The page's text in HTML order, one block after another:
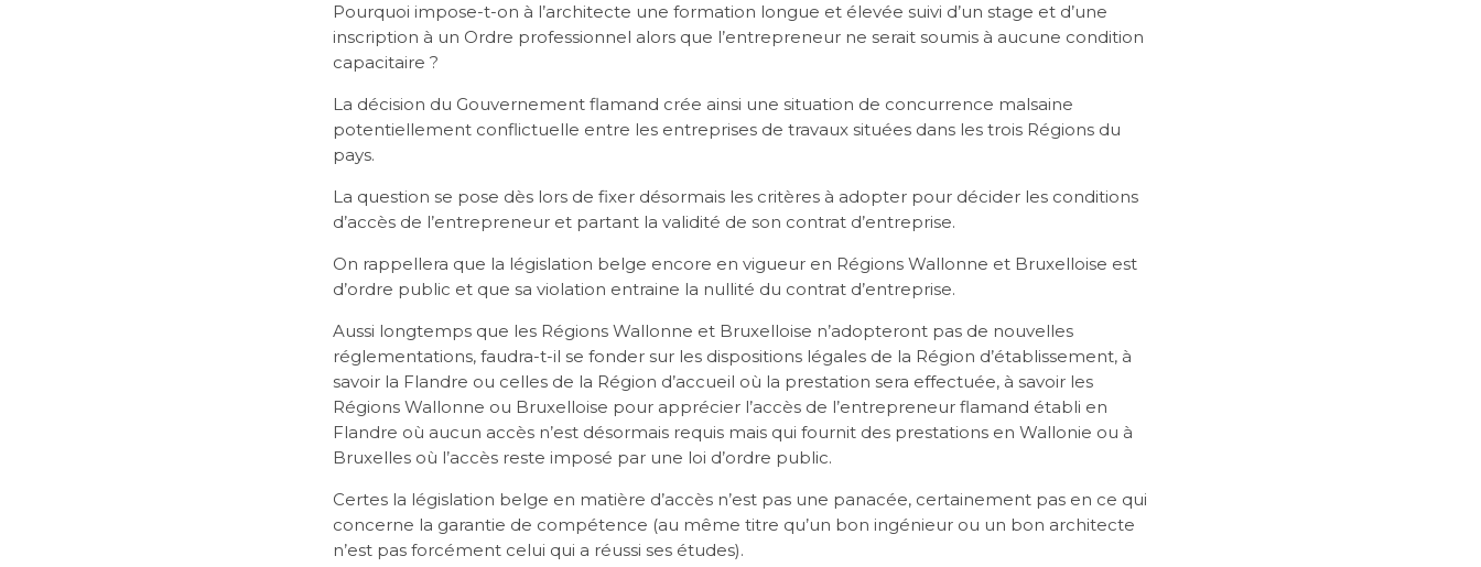
Pourquoi impose-t-on à l’architecte une formation longue et élevée suivi d’un stage et d’une
inscription à un Ordre professionnel alors que l’entrepreneur ne serait soumis à aucune condition
capacitaire ?
La décision du Gouvernement flamand crée ainsi une situation de concurrence malsaine
potentiellement conflictuelle entre les entreprises de travaux situées dans les trois Régions du
pays.
La question se pose dès lors de fixer désormais les critères à adopter pour décider les conditions
d’accès de l’entrepreneur et partant la validité de son contrat d’entreprise.
On rappellera que la législation belge encore en vigueur en Régions Wallonne et Bruxelloise est
d’ordre public et que sa violation entraine la nullité du contrat d’entreprise.
Aussi longtemps que les Régions Wallonne et Bruxelloise n’adopteront pas de nouvelles
réglementations, faudra-t-il se fonder sur les dispositions légales de la Région d’établissement, à
savoir la Flandre ou celles de la Région d’accueil où la prestation sera effectuée, à savoir les
Régions Wallonne ou Bruxelloise pour apprécier l’accès de l’entrepreneur flamand établi en
Flandre où aucun accès n’est désormais requis mais qui fournit des prestations en Wallonie ou à
Bruxelles où l’accès reste imposé par une loi d’ordre public.
Certes la législation belge en matière d’accès n’est pas une panacée, certainement pas en ce qui
concerne la garantie de compétence (au même titre qu’un bon ingénieur ou un bon architecte
n’est pas forcément celui qui a réussi ses études).